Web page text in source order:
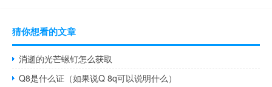
猜你想看的文章
消逝的光芒螺钉怎么获取
Q8是什么证（如果说Q 8q可以说明什么）